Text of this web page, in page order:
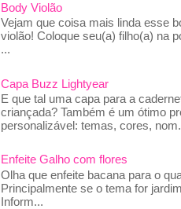
Body Violão
Vejam que coisa mais linda esse
violão! Coloque seu(a) filho(a) na
...
Capa Buzz Lightyear
E que tal uma capa para a
criançada? Também é um ótimo
personalizável: temas, cores,
Enfeite Galho com flores
Olha que enfeite bacana para o
Principalmente se o tema for
Inform...